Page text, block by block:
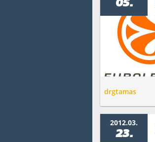
05.
drgtamas
2012.03.
23.